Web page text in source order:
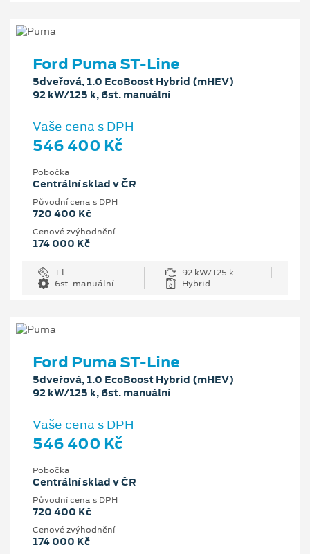
Ford Puma ST-Line
5dveřová, 1.0 EcoBoost Hybrid (mHEV)
92 kW/125 k, 6st. manuální
Vaše cena s DPH
546 400 Kč
Pobočka
Centrální sklad v ČR
Původní cena s DPH
720 400 Kč
Cenové zvýhodnění
174 000 Kč
1 l
92 kW/125 k
6st. manuální
Hybrid
Ford Puma ST-Line
5dveřová, 1.0 EcoBoost Hybrid (mHEV)
92 kW/125 k, 6st. manuální
Vaše cena s DPH
546 400 Kč
Pobočka
Centrální sklad v ČR
Původní cena s DPH
720 400 Kč
Cenové zvýhodnění
174 000 Kč